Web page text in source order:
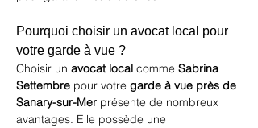
Pourquoi choisir un avocat local pour
votre garde à vue ?
Choisir un avocat local comme Sabrina
Settembre pour votre garde à vue près de
Sanary-sur-Mer présente de nombreux
avantages. Elle possède une